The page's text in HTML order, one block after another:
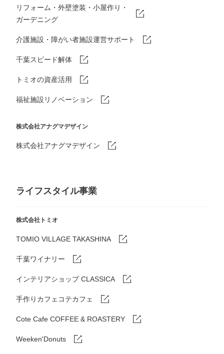
リフォーム・外壁塗装・小屋作り・
ガーデニング
介護施設・障がい者施設運営サポート
千葉スピード解体
トミオの資産活用
福祉施設リノベーション
株式会社アナグマデザイン
株式会社アナグマデザイン
ライフスタイル事業
株式会社トミオ
TOMIO VILLAGE TAKASHINA
千葉ワイナリー
インテリアショップ CLASSICA
手作りカフェコテカフェ
Cote Cafe COFFEE & ROASTERY
Weeken'Donuts